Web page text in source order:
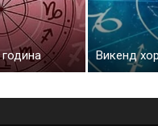
Викенд